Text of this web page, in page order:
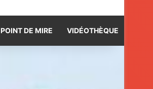
POINT DE MIRE VIDÉOTHÈQUE